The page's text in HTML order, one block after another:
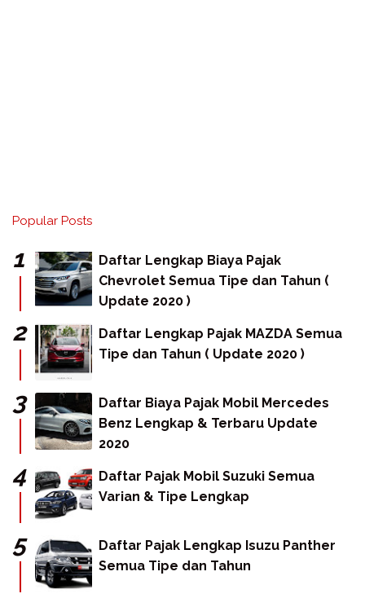
Popular Posts
Daftar Lengkap Biaya Pajak
Chevrolet Semua Tipe dan Tahun (
Update 2020 )
Daftar Lengkap Pajak MAZDA Semua
Tipe dan Tahun ( Update 2020 )
Daftar Biaya Pajak Mobil Mercedes
Benz Lengkap & Terbaru Update
2020
Daftar Pajak Mobil Suzuki Semua
Varian & Tipe Lengkap
Daftar Pajak Lengkap Isuzu Panther
Semua Tipe dan Tahun